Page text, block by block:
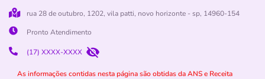
rua 28 de outubro, 1202, vila patti, novo horizonte - sp, 14960-154
Pronto Atendimento
(17) XXXX-XXXX
As informações contidas nesta página são obtidas da ANS e Receita